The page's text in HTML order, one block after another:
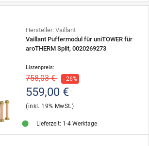
Hersteller: Vaillant
Vaillant Puffermodul für uniTOWER für
aroTHERM Split, 0020269273
Listenpreis:
758,03 € - 26%
559,00 €
(inkl. 19% MwSt.)
Lieferzeit: 1-4 Werktage